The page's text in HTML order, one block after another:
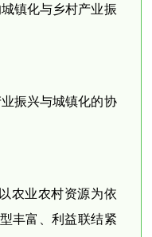
镇化与乡村产业振
振兴与城镇化的协
农业农村资源为依
丰富、利益联结紧